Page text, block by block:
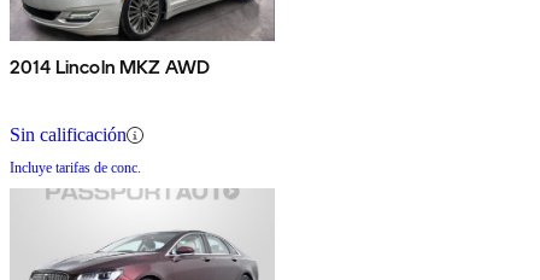
2014 Lincoln MKZ AWD
Sin calificación
Incluye tarifas de conc.